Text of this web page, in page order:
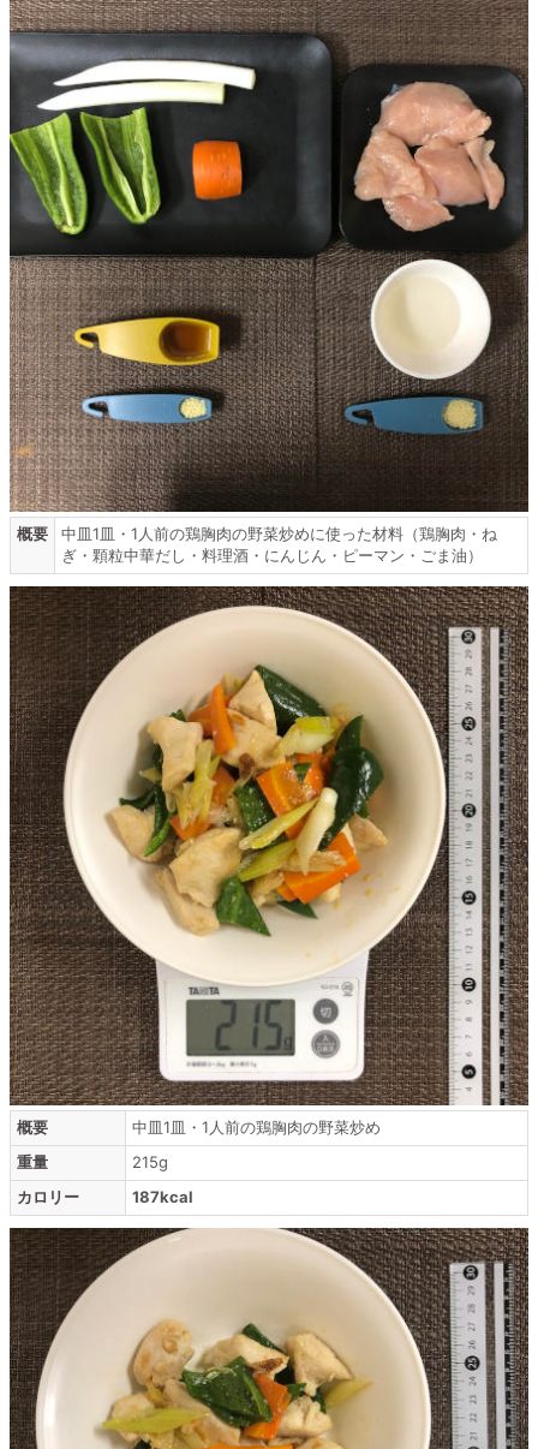
概要
中皿1皿・1人前の鶏胸肉の野菜炒めに使った材料（鶏胸肉・ね
ぎ・顆粒中華だし・料理酒・にんじん・ピーマン・ごま油）
概要
中皿1皿・1人前の鶏胸肉の野菜炒め
重量
215g
カロリー
187kcal